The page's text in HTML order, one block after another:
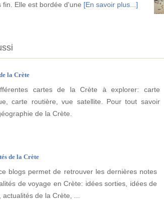
fin. Elle est bordée d'une [En savoir plus...]
la Crète
cartes de la Crète à explorer: carte
carte routière, vue satellite. Pour tout savoir
de la Crète.
de la Crète
blogs permet de retrouver les dernières notes
de voyage en Crète: idées sorties, idées de
actualités de la Crète, ...